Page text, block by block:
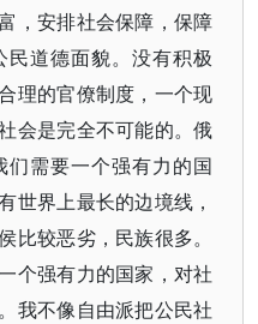
，安排社会保障，保障
道德面貌。没有积极
理的官僚制度，一个现
会是完全不可能的。俄
需要一个强有力的国
世界上最长的边境线，
比较恶劣，民族很多。
个强有力的国家，对社
我不像自由派把公民社